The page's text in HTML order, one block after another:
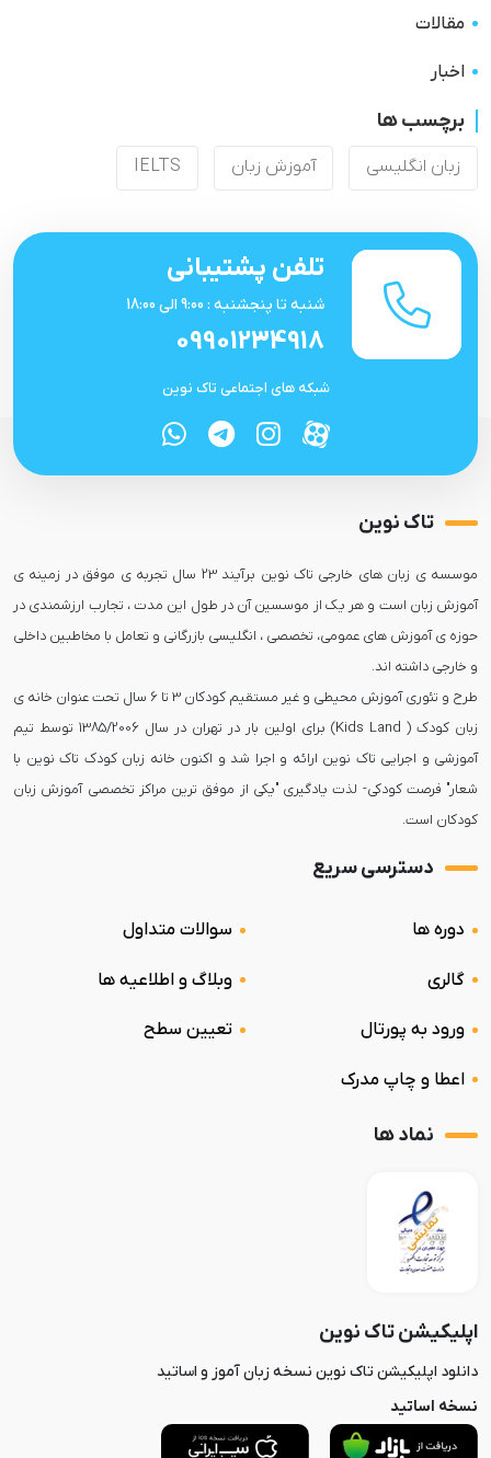
مقالات
اخبار
برچسب ها
زبان انگلیسی آموزش زبان IELTS
تلفن پشتیبانی
شنبه تا پنجشنبه : 9:00 الی 18:00
09901234918
شبکه های اجتماعی تاک نوین
تاک نوین
موسسه ی زبان های خارجی تاک نوین برآیند 23 سال تجربه ی موفق در زمینه ی
آموزش زبان است و هر یک از موسسین آن در طول این مدت ، تجارب ارزشمندی در
حوزه ی آموزش های عمومی، تخصصی ، انگلیسی بازرگانی و تعامل با مخاطبین داخلی
طرح و تئوری آموزش محیطی و غیر مستقیم کودکان 3 تا 6 سال تحت عنوان خانه ی
زبان کودک ( Kids Land) برای اولین بار در تهران در سال 1385/2006 توسط تیم
آموزشی و اجرایی تاک نوین ارائه و اجرا شد و اکنون خانه زبان کودک تاک نوین با
شعار" فرصت کودکی- لذت یادگیری "یکی از موفق ترین مراکز تخصصی آموزش زبان
کودکان است.
دسترسی سریع
دوره ها سوالات متداول
گالری وبلاگ و اطلاعیه ها
ورود به پورتال تعیین سطح
اعطا و چاپ مدرک
نماد ها
اپلیکیشن تاک نوین
دانلود اپلیکیشن تاک نوین نسخه زبان آموز و اساتید
نسخه اساتید